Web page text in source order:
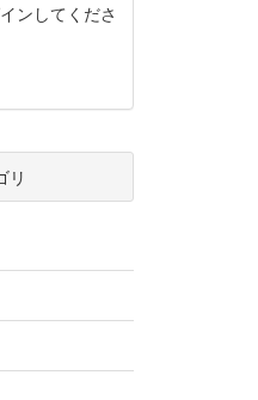
ンしてくださ
リ